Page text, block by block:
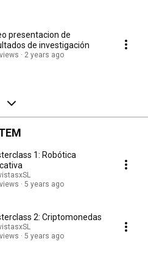
presentacion de
de investigación
2 years ago
1: Robótica
5 years ago
2: Criptomonedas
5 years ago